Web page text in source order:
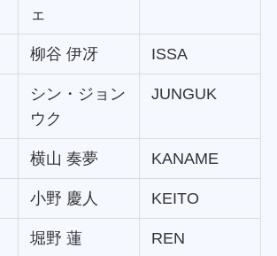
ェ
柳谷 伊冴 ISSA
シン・ジョン
ウク
JUNGUK
横山 奏夢 KANAME
小野 慶人 KEITO
堀野 蓮 REN